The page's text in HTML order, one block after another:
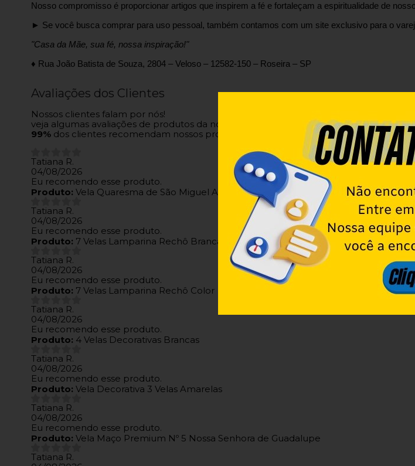
Nosso compromisso é proporcionar artigos que inspirem a fé e fortaleçam a espiritualidade de
► Se você busca comprar para uso pessoal, também contamos com um site exclusivo para o
"Casa da Mãe, sua fé, nossa inspiração!"
♦ Rua João Batista de Souza, 2804 – Veloso – 12582-150 – Roseira – SP
Avaliações dos Clientes
Nossos clientes falam por nós!
veja algumas avaliações de produtos da nossa loja.
99% dos clientes recomendam nossos produtos
Tatiana R.
04/08/2026
Eu recomendo esse produto.
Produto: Vela Quaresma de São Miguel Arcanjo caixa com 40 velas e Folheto com
Tatiana R.
04/08/2026
Eu recomendo esse produto.
Produto: 7 Velas Lamparina Rechô Branca
Tatiana R.
04/08/2026
Eu recomendo esse produto.
Produto: 7 Velas Lamparina Rechô Color
Tatiana R.
04/08/2026
Eu recomendo esse produto.
Produto: 4 Velas Decorativas Brancas
Tatiana R.
04/08/2026
Eu recomendo esse produto.
Produto: Vela Decorativa 3 Velas Amarelas
Tatiana R.
04/08/2026
Eu recomendo esse produto.
Produto: Vela Maço Premium Nº 5 Nossa Senhora de Guadalupe
Tatiana R.